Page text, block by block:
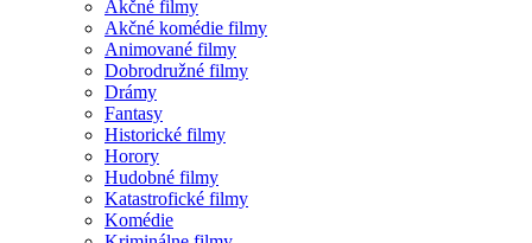
Akčné filmy
Akčné komédie filmy
Animované filmy
Dobrodružné filmy
Drámy
Fantasy
Historické filmy
Horory
Hudobné filmy
Katastrofické filmy
Komédie